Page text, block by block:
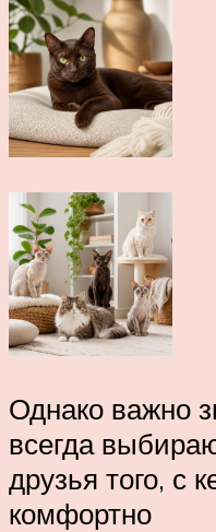
Однако важно
всегда
друзья того, с
комфортно